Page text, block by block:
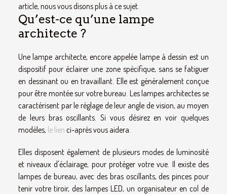
article, nous vous disons plus à ce sujet.
Qu’est-ce qu’une lampe
architecte ?
Une lampe architecte, encore appelée lampe à dessin est un
dispositif pour éclairer une zone spécifique, sans se fatiguer
en dessinant ou en travaillant. Elle est généralement conçue
pour être montée sur votre bureau. Les lampes architectes se
caractérisent par le réglage de leur angle de vision, au moyen
de leurs bras oscillants. Si vous désirez en voir quelques
modèles, le lien ci-après vous aidera.
Elles disposent également de plusieurs modes de luminosité
et niveaux d'éclairage, pour protéger votre vue. Il existe des
lampes de bureau, avec des bras oscillants, des pinces pour
tenir votre tiroir, des lampes LED, un organisateur en col de